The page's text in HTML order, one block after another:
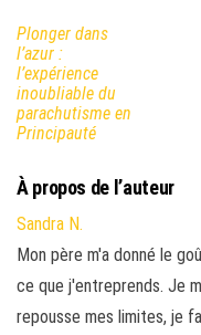
Plonger dans
l’azur :
l’expérience
inoubliable du
parachutisme en
Principauté
À propos de l’auteur
Sandra N.
Mon père m'a donné le
ce que j'entreprends. Je
repousse mes limites, je